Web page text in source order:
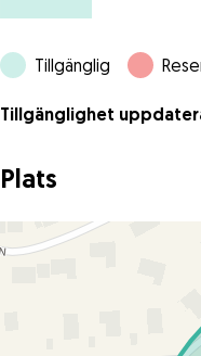
Tillgänglig
Tillgänglighet
Plats